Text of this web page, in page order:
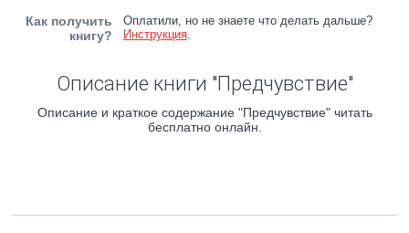
Как получить
книгу?
Оплатили, но не знаете что делать дальше?
Инструкция.
Описание книги "Предчувствие"
Описание и краткое содержание "Предчувствие" читать
бесплатно онлайн.